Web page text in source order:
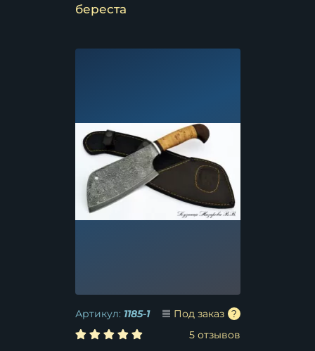
береста
Артикул: 1185-1
Под заказ
5 отзывов